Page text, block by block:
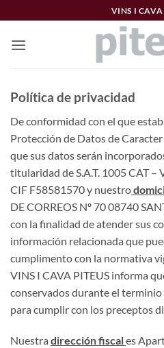
to
content
VINS I CAVA
Política de privacidad
De conformidad con el que
Protección de Datos de
que sus datos serán
titularidad de S.A.T. 1005 CAT –
CIF F58581570 y nuestro
DE CORREOS Nº 70 08740
con la finalidad de atender sus
información relacionada que
cumplimento con la normativa
VINS I CAVA PITEUS informa
conservados durante el
para cumplir con los preceptos
Nuestra dirección fiscales